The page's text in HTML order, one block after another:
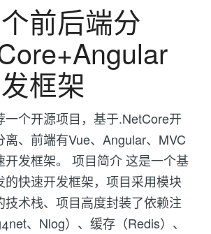
前后端分
框架
一个开源项目，基于.NetCore开
、前端有Vue、Angular、MVC
开发框架。 项目简介 这是一个基
的快速开发框架，项目采用模块
技术栈、项目高度封装了依赖注
、Nlog）、缓存（Redis）、